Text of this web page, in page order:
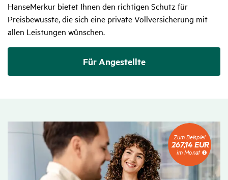
HanseMerkur bietet Ihnen den richtigen Schutz für
Preisbewusste, die sich eine private Vollversicherung mit
allen Leistungen wünschen.
Für Angestellte
Zum
Beispiel
267,14
EUR
im
Monat
Zum Beispiel
267,14 EUR
im Monat